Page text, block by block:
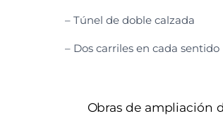
– Túnel de doble calzada
– Dos carriles en cada sentido
Obras de ampliación